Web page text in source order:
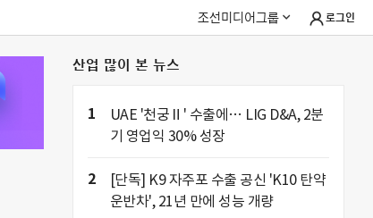
조선미디어그룹 로그인
산업 많이 본 뉴스